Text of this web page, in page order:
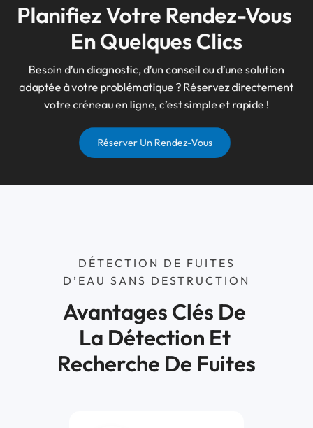
Planifiez Votre Rendez-Vous
En Quelques Clics
Besoin d’un diagnostic, d’un conseil ou d’une solution
adaptée à votre problématique ? Réservez directement
votre créneau en ligne, c’est simple et rapide !
Réserver Un Rendez-Vous
DÉTECTION DE FUITES
D’EAU SANS DESTRUCTION
Avantages Clés De
La Détection Et
Recherche De Fuites